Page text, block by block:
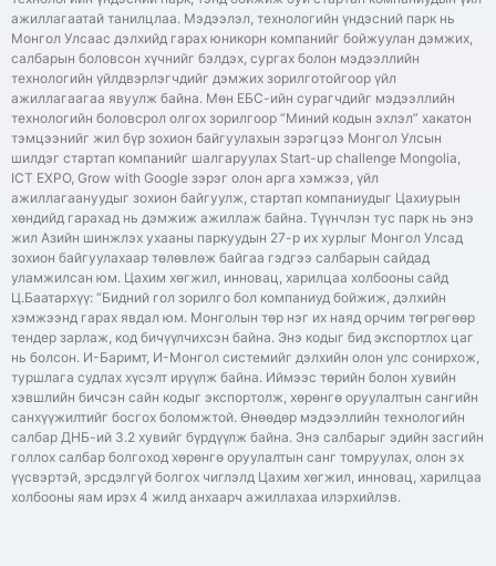
ажиллагаатай танилцлаа. Мэдээлэл, технологийн үндэсний парк нь
Монгол Улсаас дэлхийд гарах юникорн компанийг бойжуулан дэмжих,
салбарын боловсон хүчнийг бэлдэх, сургах болон мэдээллийн
технологийн үйлдвэрлэгчдийг дэмжих зорилготойгоор үйл
ажиллагаагаа явуулж байна. Мөн ЕБС-ийн сурагчдийг мэдээллийн
технологийн боловсрол олгох зорилгоор “Миний кодын эхлэл” хакатон
тэмцээнийг жил бүр зохион байгуулахын зэрэгцээ Монгол Улсын
шилдэг стартап компанийг шалгаруулах Start-up challenge Mongolia,
ICT EXPO, Grow with Google зэрэг олон арга хэмжээ, үйл
ажиллагаануудыг зохион байгуулж, стартап компаниудыг Цахиурын
хөндийд гарахад нь дэмжиж ажиллаж байна. Түүнчлэн тус парк нь энэ
жил Азийн шинжлэх ухааны паркуудын 27-р их хурлыг Монгол Улсад
зохион байгуулахаар төлөвлөж байгаа гэдгээ салбарын сайдад
уламжилсан юм. Цахим хөгжил, инновац, харилцаа холбооны сайд
Ц.Баатархүү: “Бидний гол зорилго бол компаниуд бойжиж, дэлхийн
хэмжээнд гарах явдал юм. Монголын төр нэг их наяд орчим төгрөгөөр
тендер зарлаж, код бичүүлчихсэн байна. Энэ кодыг бид экспортлох цаг
нь болсон. И-Баримт, И-Монгол системийг дэлхийн олон улс сонирхож,
туршлага судлах хүсэлт ирүүлж байна. Иймээс төрийн болон хувийн
хэвшлийн бичсэн сайн кодыг экспортолж, хөрөнгө оруулалтын сангийн
санхүүжилтийг босгох боломжтой. Өнөөдөр мэдээллийн технологийн
салбар ДНБ-ий 3.2 хувийг бүрдүүлж байна. Энэ салбарыг эдийн засгийн
голлох салбар болгоход хөрөнгө оруулалтын санг томруулах, олон эх
үүсвэртэй, эрсдэлгүй болгох чиглэлд Цахим хөгжил, инновац, харилцаа
холбооны яам ирэх 4 жилд анхаарч ажиллахаа илэрхийлэв.